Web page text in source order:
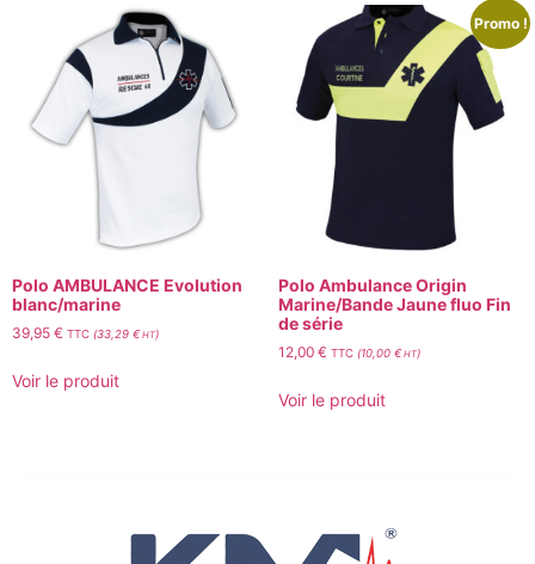
Polo AMBULANCE Evolution
blanc/marine
39,95 € TTC (33,29 € HT)
Voir le produit
Promo !
Polo Ambulance Origin
Marine/Bande Jaune fluo Fin
de série
12,00 € TTC(10,00 € HT)
Voir le produit